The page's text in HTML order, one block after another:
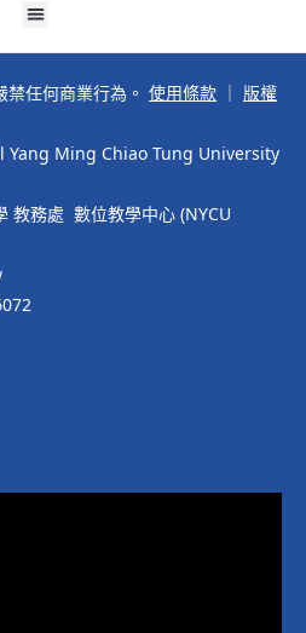
任何商業行為。 使用條款
版權
Ming Chiao Tung University
教務處 數位教學中心 (NYCU